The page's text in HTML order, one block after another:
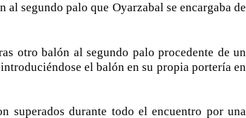
segundo palo que Oyarzabal se encargaba de
otro balón al segundo palo procedente de un
el balón en su propia portería en
superados durante todo el encuentro por una